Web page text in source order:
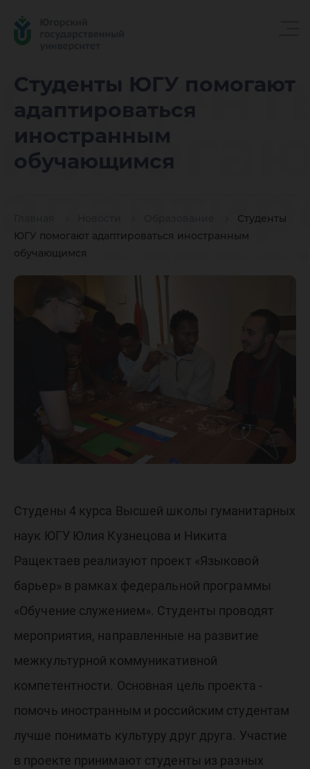
Студенты ЮГУ помогают
адаптироваться
иностранным
обучающимся
Студенты
ЮГУ помогают адаптироваться иностранным
обучающимся
Студены 4 курса Высшей школы гуманитарных
наук ЮГУ Юлия Кузнецова и Никита
Ращектаев реализуют проект «Языковой
барьер» в рамках федеральной программы
«Обучение служением». Студенты проводят
мероприятия, направленные на развитие
межкультурной коммуникативной
компетентности. Основная цель проекта -
помочь иностранным и российским студентам
лучше понимать культуру друг друга. Участие
в проекте принимают студенты из разных